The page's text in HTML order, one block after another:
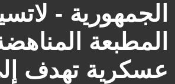
الجمهورية -
المطبعة
عسكرية تهدف